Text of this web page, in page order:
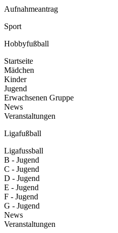
Aufnahmeantrag
Sport
Hobbyfußball
Startseite
Mädchen
Kinder
Jugend
Erwachsenen Gruppe
News
Veranstaltungen
Ligafußball
Ligafussball
B - Jugend
C - Jugend
D - Jugend
E - Jugend
F - Jugend
G - Jugend
News
Veranstaltungen